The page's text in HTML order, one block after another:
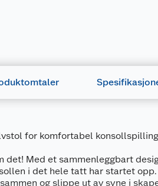
for komfortabel
det! Med et sammenleggbart
i det hele tatt har startet opp.
og slippe ut av syne i